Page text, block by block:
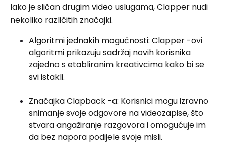
Iako je sličan drugim video uslugama, Clapper nudi
nekoliko različitih značajki.
Algoritmi jednakih mogućnosti: Clapper -ovi
algoritmi prikazuju sadržaj novih korisnika
zajedno s etabliranim kreativcima kako bi se
svi istakli.
Značajka Clapback -a: Korisnici mogu izravno
snimanje svoje odgovore na videozapise, što
stvara angažiranje razgovora i omogućuje im
da bez napora podijele svoje misli.